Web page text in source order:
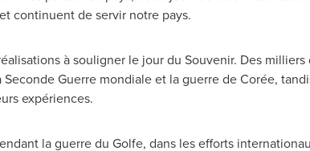
continuent de servir notre pays.
à souligner le jour du Souvenir. Des milliers
Guerre mondiale et la guerre de Corée,
expériences.
la guerre du Golfe, dans les efforts